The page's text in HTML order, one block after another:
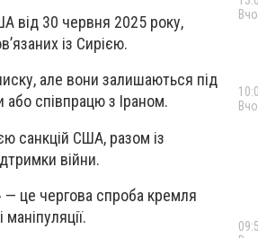
від 30 червня 2025 року,
із Сирією.
але вони залишаються під
співпрацю з Іраном.
санкцій США, разом із
війни.
— це чергова спроба кремля